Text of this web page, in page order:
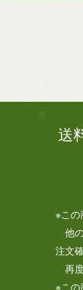
送
※この
他
注文
再
※この